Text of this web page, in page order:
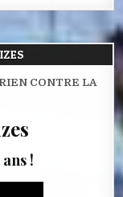
CONTRE LA
!